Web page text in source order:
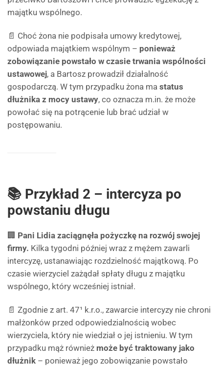
majątku wspólnego.
📄 Choć żona nie podpisała umowy kredytowej,
odpowiada majątkiem wspólnym – ponieważ
zobowiązanie powstało w czasie trwania wspólności
ustawowej, a Bartosz prowadził działalność
gospodarczą. W tym przypadku żona ma status
dłużnika z mocy ustawy, co oznacza m.in. że może
powołać się na potrącenie lub brać udział w
postępowaniu.
📚 Przykład 2 – intercyza po
powstaniu długu
🏢 Pani Lidia zaciągnęła pożyczkę na rozwój swojej
firmy. Kilka tygodni później wraz z mężem zawarli
intercyzę, ustanawiając rozdzielność majątkową. Po
czasie wierzyciel zażądał spłaty długu z majątku
wspólnego, który wcześniej istniał.
📄 Zgodnie z art. 47¹ k.r.o., zawarcie intercyzy nie chroni
małżonków przed odpowiedzialnością wobec
wierzyciela, który nie wiedział o jej istnieniu. W tym
przypadku mąż również może być traktowany jako
dłużnik – ponieważ jego zobowiązanie powstało